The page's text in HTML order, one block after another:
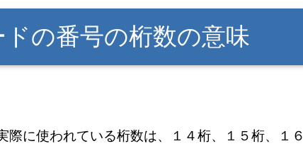
の番号の桁数の意味
際に使われている桁数は、１４桁、１５桁、１６